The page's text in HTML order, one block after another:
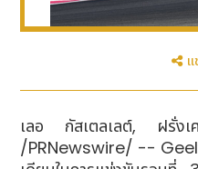
แ
เลอ กัสเตลเลต์, ฝรั่
/PRNewswire/ --